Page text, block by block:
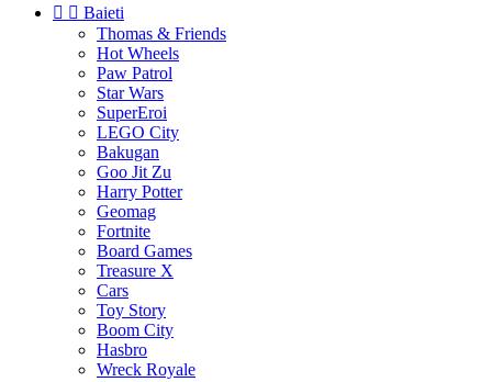
  Baieti
Thomas & Friends
Hot Wheels
Paw Patrol
Star Wars
SuperEroi
LEGO City
Bakugan
Goo Jit Zu
Harry Potter
Geomag
Fortnite
Board Games
Treasure X
Cars
Toy Story
Boom City
Hasbro
Wreck Royale